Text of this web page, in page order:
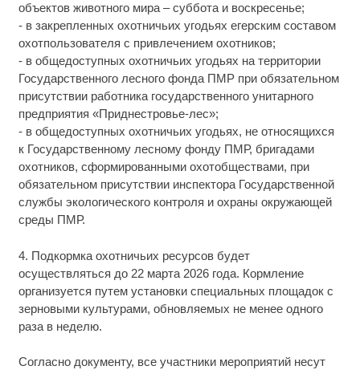
объектов животного мира – суббота и воскресенье;
- в закрепленных охотничьих угодьях егерским составом
охотпользователя с привлечением охотников;
- в общедоступных охотничьих угодьях на территории
Государственного лесного фонда ПМР при обязательном
присутствии работника государственного унитарного
предприятия «Приднестровье-лес»;
- в общедоступных охотничьих угодьях, не относящихся
к Государственному лесному фонду ПМР, бригадами
охотников, сформированными охотобществами, при
обязательном присутствии инспектора Государственной
службы экологического контроля и охраны окружающей
среды ПМР.
4. Подкормка охотничьих ресурсов будет
осуществляться до 22 марта 2026 года. Кормление
организуется путем установки специальных площадок с
зерновыми культурами, обновляемых не менее одного
раза в неделю.
Согласно документу, все участники мероприятий несут